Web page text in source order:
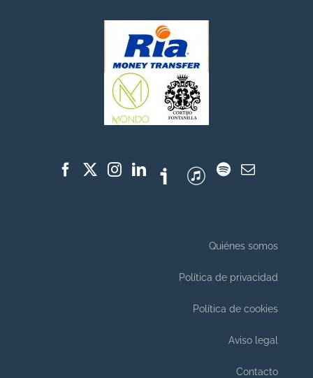
Quiénes somos
Política de privacidad
Política de cookies
Aviso legal
Contacto